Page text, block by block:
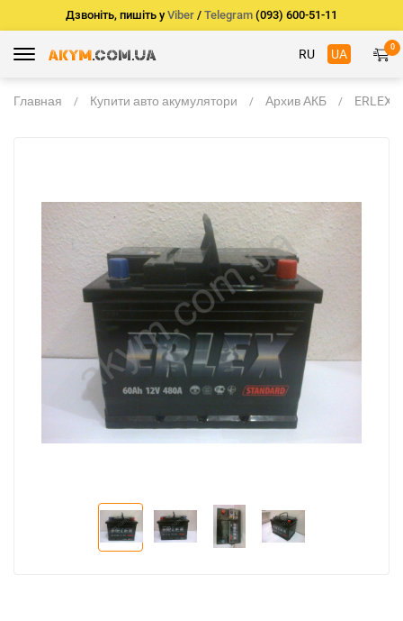
Дзвоніть, пишіть у Viber / Telegram (093) 600-51-11
RU UA 0
Главная Купити авто акумулятори Архив АКБ ERLEX